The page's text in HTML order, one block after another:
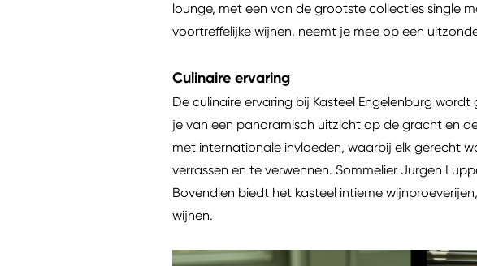
lounge, met een van de grootste collecties single
voortreffelijke wijnen, neemt je mee op een
Culinaire ervaring
De culinaire ervaring bij Kasteel Engelenburg
je van een panoramisch uitzicht op de gracht en
met internationale invloeden, waarbij elk gerecht
verrassen en te verwennen. Sommelier Jurgen
Bovendien biedt het kasteel intieme
wijnen.